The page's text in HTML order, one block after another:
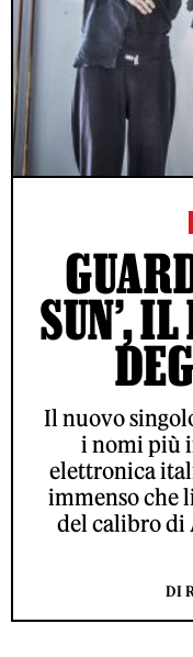
SUN’,
Il nuovo
i nomi più
elettronica
immenso che
del calibro di
DI